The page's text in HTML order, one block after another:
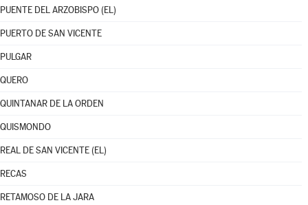
PUENTE DEL ARZOBISPO (EL)
PUERTO DE SAN VICENTE
PULGAR
QUERO
QUINTANAR DE LA ORDEN
QUISMONDO
REAL DE SAN VICENTE (EL)
RECAS
RETAMOSO DE LA JARA